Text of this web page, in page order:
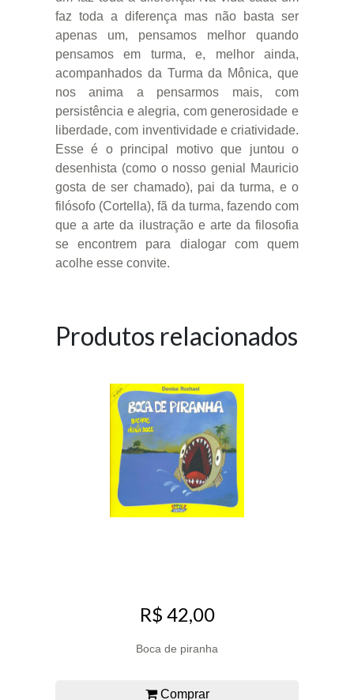
faz toda a diferença mas não basta ser
apenas um, pensamos melhor quando
pensamos em turma, e, melhor ainda,
acompanhados da Turma da Mônica, que
nos anima a pensarmos mais, com
persistência e alegria, com generosidade e
liberdade, com inventividade e criatividade.
Esse é o principal motivo que juntou o
desenhista (como o nosso genial Mauricio
gosta de ser chamado), pai da turma, e o
filósofo (Cortella), fã da turma, fazendo com
que a arte da ilustração e arte da filosofia
se encontrem para dialogar com quem
acolhe esse convite.
Produtos relacionados
R$ 42,00
Boca de piranha
Comprar